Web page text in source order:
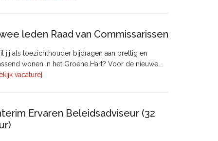
leden Raad van Commissarissen
jij als toezichthouder bijdragen aan prettig en
wonen in het Groene Hart? Voor de nieuwe …
vacature]
Commissarissen
Ervaren Beleidsadviseur (32